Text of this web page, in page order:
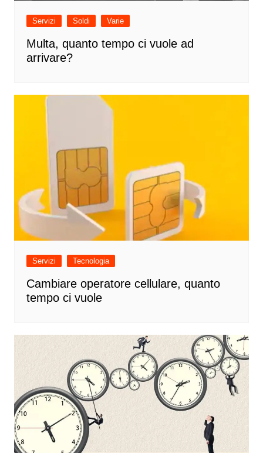
Servizi Soldi Varie
Multa, quanto tempo ci vuole ad
arrivare?
Servizi Tecnologia
Cambiare operatore cellulare, quanto
tempo ci vuole